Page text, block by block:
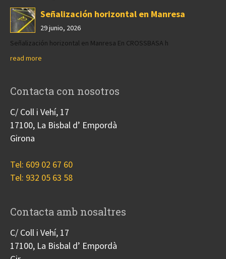
Señalización horizontal en Manresa
29 junio, 2026
Señalización horizontal en Manresa En CROSSBASA h
read more
Contacta con nosotros
C/ Coll i Vehí, 17
17100, La Bisbal d’ Empordà
Girona
Tel: 609 02 67 60
Tel: 932 05 63 58
Contacta amb nosaltres
C/ Coll i Vehí, 17
17100, La Bisbal d’ Empordà